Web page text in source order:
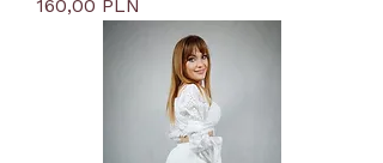
160,00 PLN